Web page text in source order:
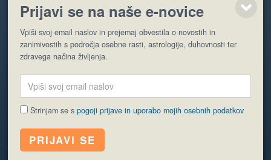
POMOČ
O nas
Oglaševanje
© EyeCatching. Vse pravice so pridržane.
Prijavi se na naše e-novice
Vpiši svoj email naslov in prejemaj obvestila o novostih in
zanimivostih s področja osebne rasti, astrologije, duhovnosti ter
zdravega načina življenja.
Strinjam se spogoji prijave in uporabo mojih osebnih podatkov